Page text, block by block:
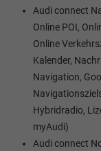
Audi connect
Online POI,
Online
Kalender,
Navigation,
Hybridradio,
myAudi)
Audi connect